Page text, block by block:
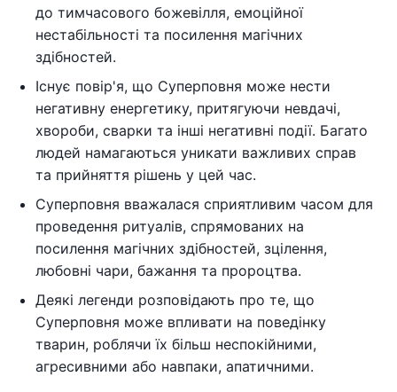
до тимчасового божевілля, емоційної
нестабільності та посилення магічних
здібностей.
Існує повір'я, що Суперповня може нести
негативну енергетику, притягуючи невдачі,
хвороби, сварки та інші негативні події. Багато
людей намагаються уникати важливих справ
та прийняття рішень у цей час.
Суперповня вважалася сприятливим часом для
проведення ритуалів, спрямованих на
посилення магічних здібностей, зцілення,
любовні чари, бажання та пророцтва.
Деякі легенди розповідають про те, що
Суперповня може впливати на поведінку
тварин, роблячи їх більш неспокійними,
агресивними або навпаки, апатичними.